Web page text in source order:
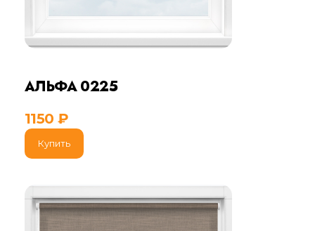
АЛЬФА 0225
1150 ₽
Купить